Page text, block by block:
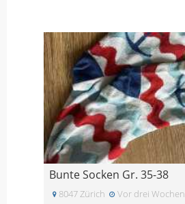
Bunte Socken Gr. 35-38
8047 Zürich Vor drei Wochen